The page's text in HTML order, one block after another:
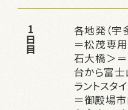
1日目
各地発（宇
＝松茂専
石大橋＞
台から富士
ラントス
＝御殿場